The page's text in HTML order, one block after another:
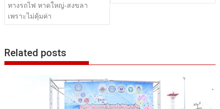
ทางรถไฟ หาดใหญ่-สงขลา
เพราะไม่คุ้มค่า
Related posts